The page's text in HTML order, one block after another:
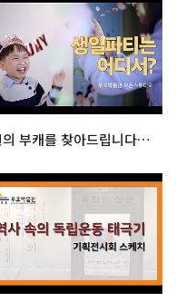
당신의 부캐를 찾아드립니다! : 우표박물관 오픈 스튜디오